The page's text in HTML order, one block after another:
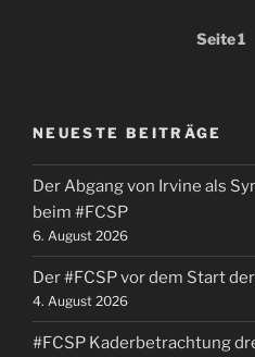
Demo
ein
Bleiberecht“
Seitennummerierung
Seite1
NEUESTE BEITRÄGE
Der Abgang von Irvine als
beim #FCSP
6. August 2026
Der #FCSP vor dem Start
4. August 2026
#FCSP Kaderbetrachtung